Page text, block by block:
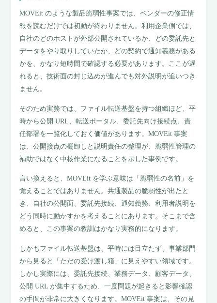
MOVEit のような製品脆弱性事案では、ベンダーの修正情
報を読むだけでは初動が終わりません。利用企業側では、
自社のどのホストが外部公開されているか、どの委託先と
データをやり取りしていたか、どの契約で通知義務がある
かを、かなり短時間で確認する必要があります。ここが遅
れると、技術面の封じ込めが進んでも対外説明が追いつき
ません。
そのため実務では、ファイル転送基盤を持つ組織ほど、平
時から公開 URL、転送ポータル、委託先向け接続点、責
任部署を一覧化しておく価値があります。MOVEit 事案
は、公開接点の棚卸しと説明責任の整理が、脆弱性管理の
補助ではなく中核作業になることを示した事例です。
言い換えると、MOVEit を学ぶ意味は「脆弱性の名前」を
覚えることではありません。共通製品の脆弱性が出たと
き、自社の公開面、委託先接続、通知義務、利用者説明を
どう同時に動かすかを考えることにあります。そこまで含
めると、この事案の教訓はかなり実務的になります。
しかもファイル転送基盤は、平時には目立たず、事業部門
から見ると「ただの受け渡し箱」に見えやすい領域です。
しかし実際には、委託先接続、業務データ、顧客データ、
公開 URL が集中するため、一度問題が起きると影響確認
の手間が非常に大きくなります。MOVEit 事案は、その見